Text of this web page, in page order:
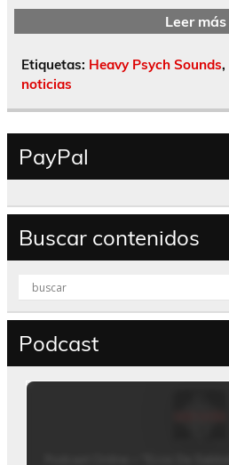
Leer más
Etiquetas: Heavy Psych Sounds,
noticias
PayPal
Buscar contenidos
Podcast